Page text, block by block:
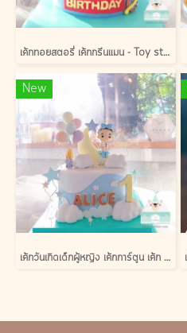
เค้กทอยสตอรี่ เค้กกรีนแมน - Toy story Cake
New
เค้กวันเกิดเด็กผู้หญิง เค้กการ์ตูน เค้ก 3 มิติ